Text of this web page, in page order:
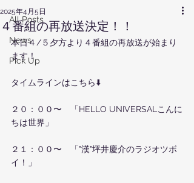
All Posts
News
Pick Up
４番組の再放送決定！！
2025年4月5日
本日４/５夕方より４番組の再放送が始まり
ます！
タイムラインはこちら⬇️
２０：００〜　「HELLO UNIVERSALこんに
ちは世界」
２１：００〜　「"漢"坪井慶介のラジオツボ
イ！」